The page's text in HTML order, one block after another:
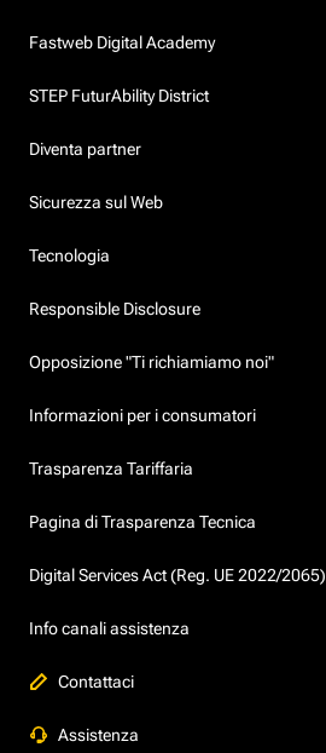
Fastweb Digital Academy
STEP FuturAbility District
Diventa partner
Sicurezza sul Web
Tecnologia
Responsible Disclosure
Opposizione "Ti richiamiamo noi"
Informazioni per i consumatori
Trasparenza Tariffaria
Pagina di Trasparenza Tecnica
Digital Services Act (Reg. UE 2022/2065)
Info canali assistenza
Contattaci
Assistenza